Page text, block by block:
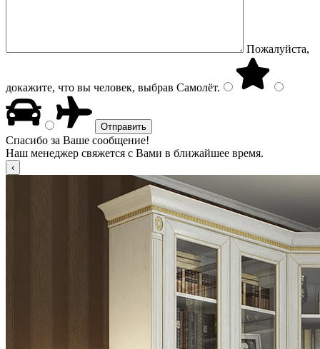
Пожалуйста,
докажите, что вы человек, выбрав Самолёт.
Спасибо за Ваше сообщение!
Наш менеджер свяжется с Вами в ближайшее время.